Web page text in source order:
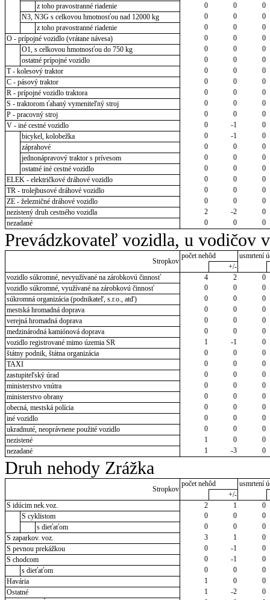
z toho pravostranné riadenie
0 0
0
N3, N3G s celkovou hmotnosťou nad 12000 kg
0 0
0
z toho pravostranné riadenie
0 0
0
O - prípojné vozidlo (vrátane návesa)
0 0
0
O1, s celkovou hmotnosťou do 750 kg
0 0
0
ostatné prípojné vozidlo
0 0
0
T - kolesový traktor
0 0
0
C - pásový traktor
0 0
0
R - prípojné vozidlo traktora
0 0
0
S - traktorom ťahaný vymeniteľný stroj
0 0
0
P - pracovný stroj
0 0
0
V - iné cestné vozidlo
0 -1
0
bicykel, kolobežka
0 -1
0
záprahové
0 0
0
jednonápravový traktor s prívesom
0 0
0
ostatné iné cestné vozidlo
0 0
0
ELEK - električkové dráhové vozidlo
0 0
0
TR - trolejbusové dráhové vozidlo
0 0
0
ZE - železničné dráhové vozidlo
0 0
0
nezistený druh cestného vozidla
2 -2
0
nezadané
0 0 0
Prevádzkovateľ vozidla, u vodičov
Stropkov
počet nehôd
usmrtení
+/-
vozidlo súkromné, nevyužívané na zárobkovú činnosť
4 2
0
vozidlo súkromné, využívané na zárobkovú činnosť
0 0
0
súkromná organizácia (podnikateľ, s.r.o., atď)
0 0
0
mestská hromadná doprava
0 0
0
verejná hromadná doprava
0 0
0
medzinárodná kamiónová doprava
0 0
0
vozidlo registrované mimo územia SR
1 -1
0
štátny podnik, štátna organizácia
0 0
0
TAXI
0 0
0
zastupiteľský úrad
0 0
0
ministerstvo vnútra
0 0
0
ministerstvo obrany
0 0
0
obecná, mestská polícia
0 0
0
iné vozidlo
0 0
0
ukradnuté, neoprávnene použité vozidlo
0 0
0
nezistené
1 0
0
nezadané
1 -3 0
Druh nehody Zrážka
Stropkov
počet nehôd
usmrtení
+/-
S idúcim nek.voz.
2 1
0
S cyklistom
0 0
0
s dieťaťom
0 0
0
S zaparkov. voz.
3 1
0
S pevnou prekážkou
0 -1
0
S chodcom
0 -1
0
s dieťaťom
0 0
0
Havária
1 0
0
Ostatné
1 -2
0